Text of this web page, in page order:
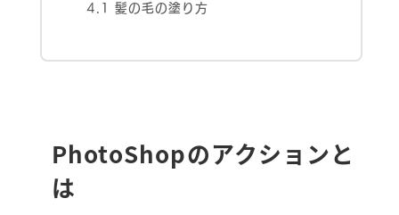
4.1 髪の毛の塗り方
PhotoShopのアクションと
は